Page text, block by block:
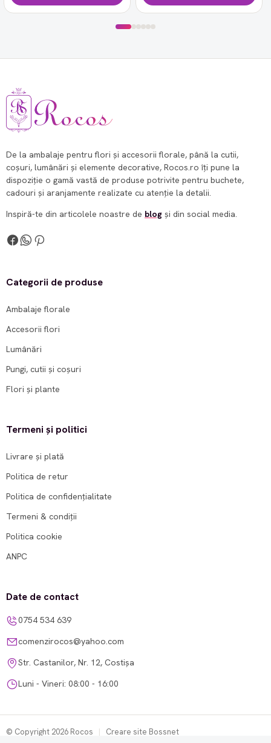
De la ambalaje pentru flori și accesorii florale, până la cutii,
coșuri, lumânări și elemente decorative, Rocos.ro îți pune la
dispoziție o gamă vastă de produse potrivite pentru buchete,
cadouri și aranjamente realizate cu atenție la detalii.
Inspiră-te din articolele noastre de blog și din social media.
Categorii de produse
Ambalaje florale
Accesorii flori
Lumânări
Pungi, cutii și coșuri
Flori și plante
Termeni și politici
Livrare și plată
Politica de retur
Politica de confidențialitate
Termeni & condiții
Politica cookie
ANPC
Date de contact
0754 534 639
comenzirocos@yahoo.com
Str. Castanilor, Nr. 12, Costișa
Luni - Vineri: 08:00 - 16:00
© Copyright 2026 Rocos | Creare site Bossnet